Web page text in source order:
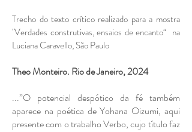
Trecho do texto crítico realizado para a mostra
"Verdades construtivas, ensaios de encanto“ na
Luciana Caravello, São Paulo
Theo Monteiro. Rio de Janeiro, 2024
...”O potencial despótico da fé também
aparece na poética de Yohana Oizumi, aqui
presente com o trabalho Verbo, cujo título faz